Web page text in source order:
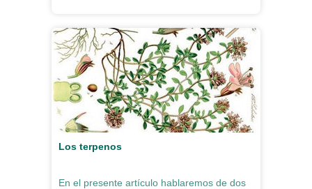
Los terpenos
En el presente artículo hablaremos de dos